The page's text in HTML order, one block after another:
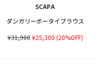
SCAPA
ダンガリーボータイブラウス
¥31,900¥25,300 (20%OFF)